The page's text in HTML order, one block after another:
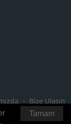
・ Bize Ulaşın
Tamam